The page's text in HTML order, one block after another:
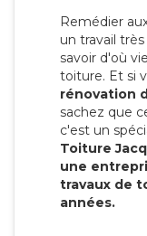
Remédier
un travail
savoir d'où
toiture. Et si
rénovation
sachez que
c'est un
Toiture
une
travaux de
années.